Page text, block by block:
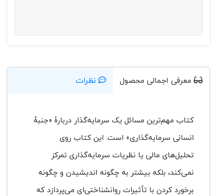
معرفی اجمالی محصول نظرات
کتاب مهم‌ترین مسائل یک سرمایه‌گذار دربارۀ «جنبۀ
انسانی سرمایه‌گذاری» است. این کتاب روی
تحلیل‌های مالی یا نظریات سرمایه‌گذاری تمرکز
نمی‌کند، بلکه بیشتر به چگونه اندیشیدن و چگونه
برخورد کردن با تأثیرات روانشناختی‌ای می‌پردازد که